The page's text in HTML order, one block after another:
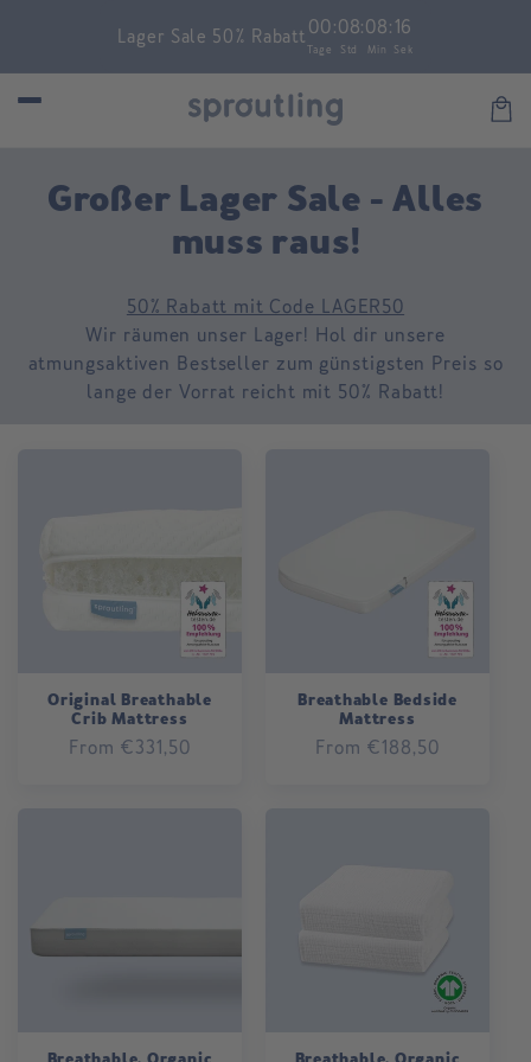
Lager Sale 50% Rabatt 00
Tage
:08
Std
:08
Min
: 15
Sek
C
e
Großer Lager Sale - Alles
muss raus!
50% Rabatt mit Code LAGER50
Wir räumen unser Lager! Hol dir unsere
atmungsaktiven Bestseller zum günstigsten Preis so
lange der Vorrat reicht mit 50% Rabatt!
Original Breathable
Crib Mattress
Regular
From €331,50
Breathable Bedside
Mattress
Regular
From €188,50